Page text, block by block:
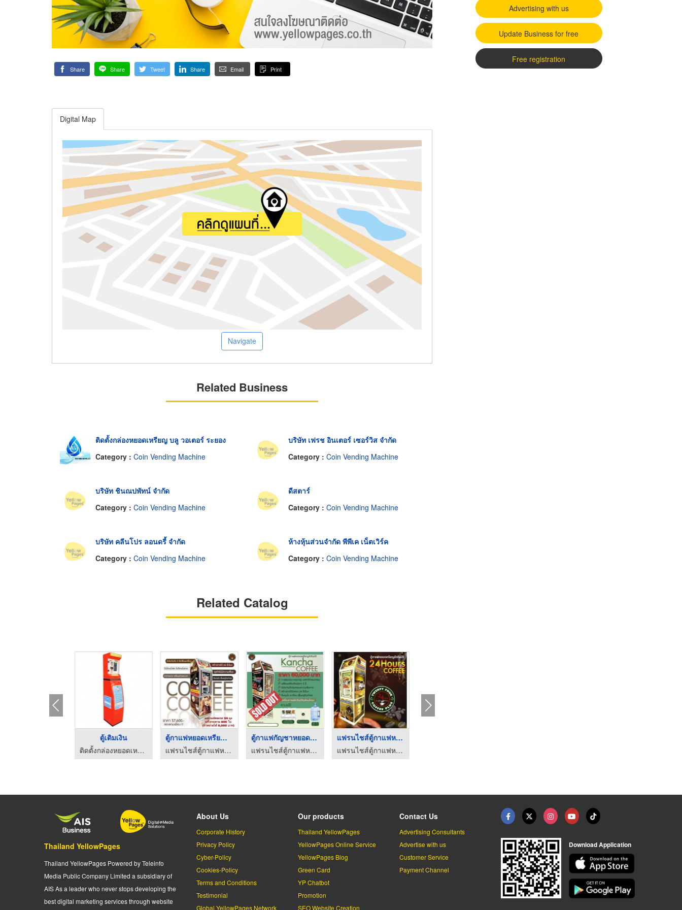
Share Share Tweet Share Email Print
Digital Map
Navigate
Related Business
ติดตั้งกล่องหยอดเหรียญ บลู วอเตอร์ ระยอง
Category : Coin Vending Machine
บริษัท เฟรช อินเตอร์ เซอร์วิส จำกัด
Category : Coin Vending Machine
บริษัท ชินณปพัทน์ จำกัด
Category : Coin Vending Machine
ดีสตาร์
Category : Coin Vending Machine
บริษัท คลีนโปร ลอนดรี้ จำกัด
Category : Coin Vending Machine
ห้างหุ้นส่วนจำกัด พีพีเค เน็ตเวิร์ค
Category : Coin Vending Machine
Related Catalog
ตู้เติมเงิน
ติดตั้งกล่องหยอดเหรียญ บลู วอเตอร์ ระยอง
ตู้กาแฟหยอดเหรียญ 24 ...
แฟรนไชส์ตู้กาแฟหยอดเหรียญ 24 ชั่วโมง
ตู้กาแฟกัญชาหยอดเหรี ...
แฟรนไชส์ตู้กาแฟหยอดเหรียญ 24 ชั่วโมง
แฟรนไชส์ตู้กาแฟหยอดเ ...
แฟรนไชส์ตู้กาแฟหยอดเหรียญ 24 ชั่วโมง
Advertising with us
Update Business for free
Free registration
Thailand YellowPages
Thailand YellowPages Powered by Teleinfo
Media Public Company Limited a subsidiary of
AIS As a leader who never stops developing the
best digital marketing services through website
About Us
Corporate History
Privacy Policy
Cyber-Policy
Cookies-Policy
Terms and Conditions
Testimonial
Global YellowPages Network
Our products
Thailand YellowPages
YellowPages Online Service
YellowPages Blog
Green Card
YP Chatbot
Promotion
SEO Website Creation
Contact Us
Advertising Consultants
Advertise with us
Customer Service
Payment Channel
Download Application